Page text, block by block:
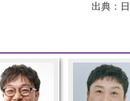
出典：